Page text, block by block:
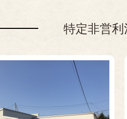
特定非営